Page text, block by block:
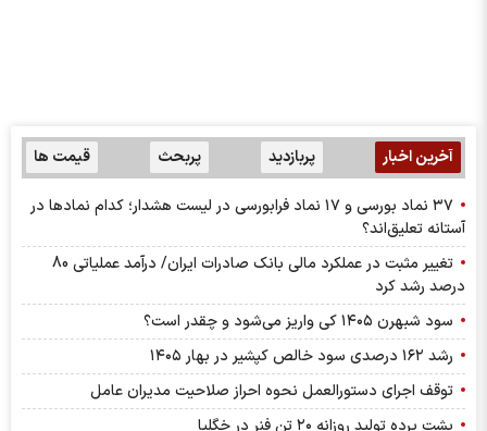
آخرین اخبار پربازدید پربحث قیمت ها
۳۷ نماد بورسی و ۱۷ نماد فرابورسی در لیست هشدار؛ کدام نماد‌ها در
آستانه تعلیق‌اند؟
تغییر مثبت در عملکرد مالی بانک صادرات ایران/ درآمد عملیاتی 80
درصد رشد کرد
سود شبهرن ۱۴۰۵ کی واریز می‌شود و چقدر است؟
رشد ۱۶۲ درصدی سود خالص کپشیر در بهار ۱۴۰۵
توقف اجرای دستورالعمل نحوه احراز صلاحیت مدیران عامل
پشت پرده تولید روزانه ۲۰ تن فنر در خگلپا